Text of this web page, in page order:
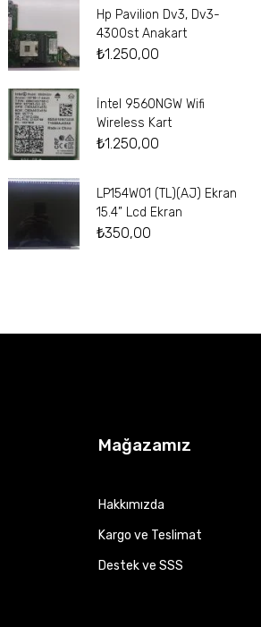
Hp Pavilion Dv3, Dv3-
4300st Anakart
₺1.250,00
İntel 9560NGW Wifi
Wireless Kart
₺1.250,00
LP154W01 (TL)(AJ) Ekran
15.4” Lcd Ekran
₺350,00
Mağazamız
Hakkımızda
Kargo ve Teslimat
Destek ve SSS